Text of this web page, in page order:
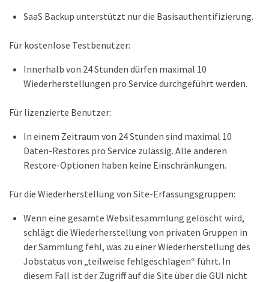
SaaS Backup unterstützt nur die Basisauthentifizierung.
Für kostenlose Testbenutzer:
Innerhalb von 24 Stunden dürfen maximal 10
Wiederherstellungen pro Service durchgeführt werden.
Für lizenzierte Benutzer:
In einem Zeitraum von 24 Stunden sind maximal 10
Daten-Restores pro Service zulässig. Alle anderen
Restore-Optionen haben keine Einschränkungen.
Für die Wiederherstellung von Site-Erfassungsgruppen:
Wenn eine gesamte Websitesammlung gelöscht wird,
schlägt die Wiederherstellung von privaten Gruppen in
der Sammlung fehl, was zu einer Wiederherstellung des
Jobstatus von „teilweise fehlgeschlagen“ führt. In
diesem Fall ist der Zugriff auf die Site über die GUI nicht